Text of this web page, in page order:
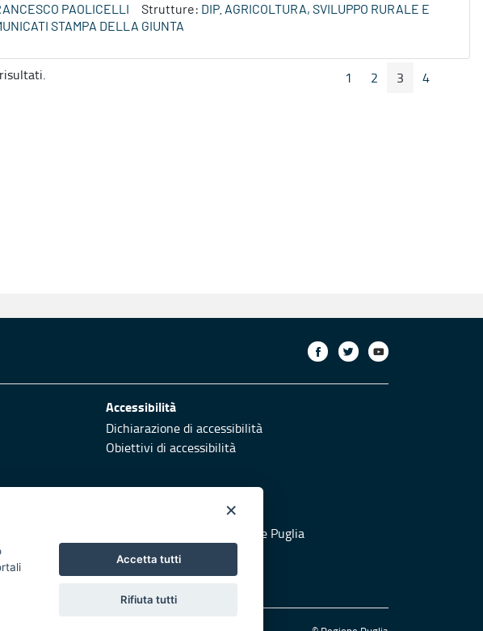
PAOLICELLI Strutture: DIP. AGRICOLTURA, SVILUPPO RURALE E
STAMPA DELLA GIUNTA
Pagina Precedente
Pagina
1 Pagina
2 Pagina
3 Pagina
4
Accessibilità
Dichiarazione di accessibilità
Obiettivi di accessibilità
Vai al sito di Protezione Civile Puglia
×
Accetta tutti
Rifiuta tutti